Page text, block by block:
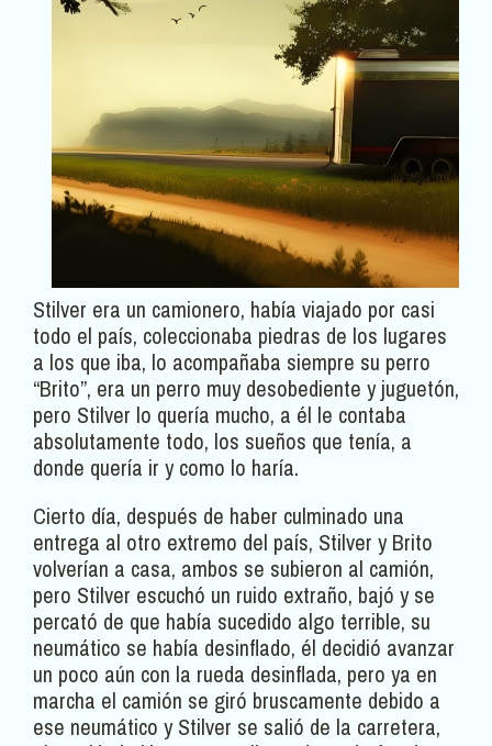
Stilver era un camionero, había viajado por casi
todo el país, coleccionaba piedras de los lugares
a los que iba, lo acompañaba siempre su perro
“Brito”, era un perro muy desobediente y juguetón,
pero Stilver lo quería mucho, a él le contaba
absolutamente todo, los sueños que tenía, a
donde quería ir y como lo haría.
Cierto día, después de haber culminado una
entrega al otro extremo del país, Stilver y Brito
volverían a casa, ambos se subieron al camión,
pero Stilver escuchó un ruido extraño, bajó y se
percató de que había sucedido algo terrible, su
neumático se había desinflado, él decidió avanzar
un poco aún con la rueda desinflada, pero ya en
marcha el camión se giró bruscamente debido a
ese neumático y Stilver se salió de la carretera,